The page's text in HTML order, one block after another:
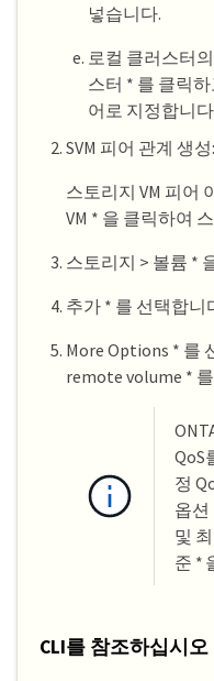
넣습니다.
로컬 클러스터
스터 * 를 클릭
어로 지정합니
SVM 피어 관계 생성:
스토리지 VM 피어
VM * 을 클릭하여
스토리지 > 볼륨 *
추가 * 를 선택합니
More Options * 를
remote volume *
QoS
정
옵션
및
준 *
CLI를 참조하십시오